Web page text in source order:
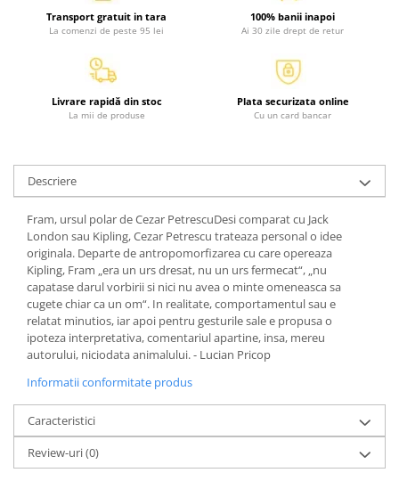
Dictionare tematice
Enciclopedii
Diete si fitness
Diete si alimentatie sanatoasa
Fitness si frumusete
Feng Shui
Medicina alternativa
Sa nu razi :((
Drept
Legislatie
Fictiune
Actiune si Aventura
Actiune,aventura
Fantasy
Istorica
Literatura de divertisment
Transport gratuit in tara
La comenzi de peste 95 lei
100% banii inapoi
Ai 30 zile drept de retur
Livrare rapidă din stoc
La mii de produse
Plata securizata online
Cu un card bancar
Descriere
Fram, ursul polar de Cezar PetrescuDesi comparat cu Jack
London sau Kipling, Cezar Petrescu trateaza personal o idee
originala. Departe de antropomorfizarea cu care opereaza
Kipling, Fram „era un urs dresat, nu un urs fermecat“, „nu
capatase darul vorbirii si nici nu avea o minte omeneasca sa
cugete chiar ca un om“. In realitate, comportamentul sau e
relatat minutios, iar apoi pentru gesturile sale e propusa o
ipoteza interpretativa, comentariul apartine, insa, mereu
autorului, niciodata animalului. - Lucian Pricop
Informatii conformitate produs
Caracteristici
Review-uri(0)